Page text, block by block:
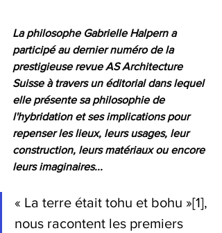
La philosophe Gabrielle Halpern a
participé au dernier numéro de la
prestigieuse revue AS Architecture
Suisse à travers un éditorial dans lequel
elle présente sa philosophie de
l'hybridation et ses implications pour
repenser les lieux, leurs usages, leur
construction, leurs matériaux ou encore
leurs imaginaires...
« La terre était tohu et bohu »[1],
nous racontent les premiers